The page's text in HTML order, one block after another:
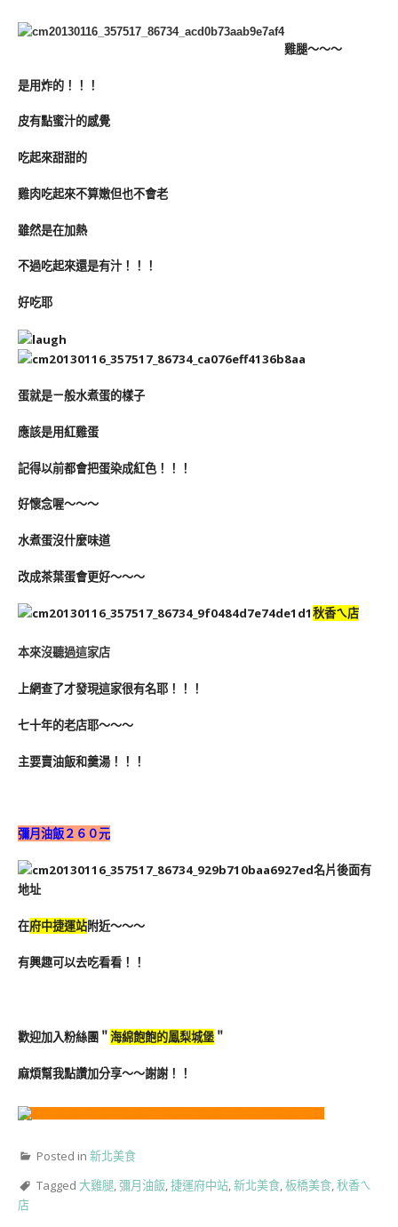
雞腿～～～
是用炸的！！！
皮有點蜜汁的感覺
吃起來甜甜的
雞肉吃起來不算嫩但也不會老
雖然是在加熱
不過吃起來還是有汁！！！
好吃耶
蛋就是ㄧ般水煮蛋的樣子
應該是用紅雞蛋
記得以前都會把蛋染成紅色！！！
好懷念喔～～～
水煮蛋沒什麼味道
改成茶葉蛋會更好～～～
秋香ㄟ店
本來沒聽過這家店
上網查了才發現這家很有名耶！！！
七十年的老店耶～～～
主要賣油飯和羹湯！！！
彌月油飯２６０元
名片後面有
地址
在府中捷運站附近～～～
有興趣可以去吃看看！！
歡迎加入粉絲團＂海綿飽飽的鳳梨城堡 ＂
麻煩幫我點讚加分享～～謝謝！！
Posted in 新北美食
Tagged 大雞腿,彌月油飯,捷運府中站,新北美食,板橋美食,秋香ㄟ
店